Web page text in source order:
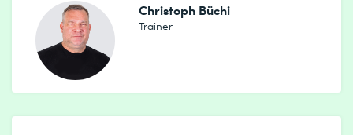
Christoph Büchi
Trainer